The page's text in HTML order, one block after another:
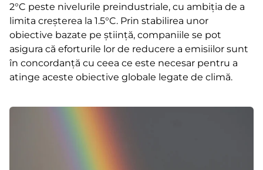
2°C peste nivelurile preindustriale, cu ambiția de a
limita creșterea la 1.5°C. Prin stabilirea unor
obiective bazate pe știință, companiile se pot
asigura că eforturile lor de reducere a emisiilor sunt
în concordanță cu ceea ce este necesar pentru a
atinge aceste obiective globale legate de climă.